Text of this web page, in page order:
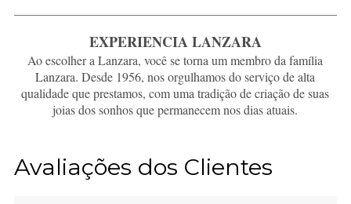
EXPERIENCIA LANZARA
Ao escolher a Lanzara, você se torna um membro da família
Lanzara. Desde 1956, nos orgulhamos do serviço de alta
qualidade que prestamos, com uma tradição de criação de suas
joias dos sonhos que permanecem nos dias atuais.
Avaliações dos Clientes